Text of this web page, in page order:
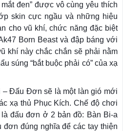
đen” được vô cùng yêu thích
skin cực ngầu và những hiệu
cho vũ khí, chức năng đặc biệt
Born Beast và đập báng với
khí này chắc chắn sẽ phải nằm
súng “bắt buộc phải có” của xạ
– Đấu Đơn sẽ là một làn gió mới
xạ thủ Phục Kích. Chế độ chơi
đấu đơn ở 2 bản đồ: Bàn Bi-a
đơn đúng nghĩa để các tay thiện